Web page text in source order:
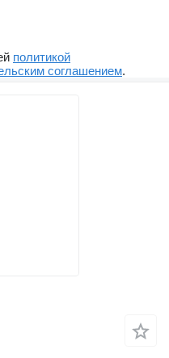
политикой
соглашением.